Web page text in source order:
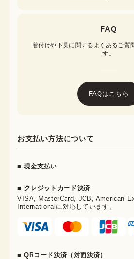
FAQ
着付けや下見に関するよくあるご質
す。
FAQはこちら
お支払い方法について
■ 現金支払い
■ クレジットカード決済
VISA, MasterCard, JCB, American
Internationalに対応しています。
■ QRコード決済（対面決済）